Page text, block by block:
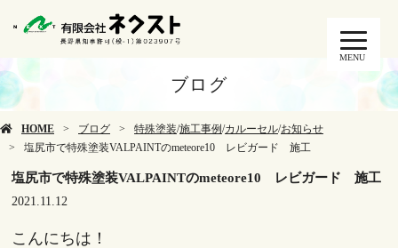
MENU
ブログ
HOME ブログ 特殊塗装/施工事例/カルーセル/お知らせ
塩尻市で特殊塗装VALPAINTのmeteore10 レビガード 施工
塩尻市で特殊塗装VALPAINTのmeteore10 レビガード 施工
2021.11.12
こんにちは！